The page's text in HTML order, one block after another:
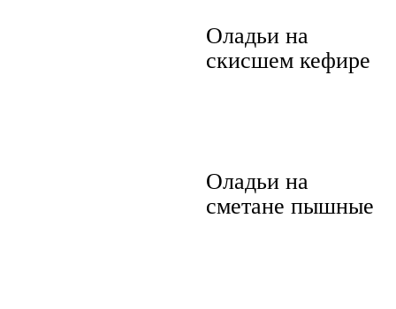
Оладьи на
скисшем кефире
Оладьи на
сметане пышные